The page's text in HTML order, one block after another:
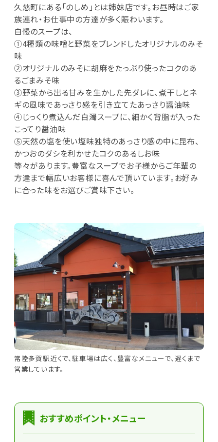
久慈町にある「のしめ」とは姉妹店です。お昼時はご家
族連れ・お仕事中の方達が多く賑わいます。
自慢のスープは、
①4種類の味噌と野菜をブレンドしたオリジナルのみそ
味
②オリジナルのみそに胡麻をたっぷり使ったコクのあ
るごまみそ味
③野菜から出る甘みを生かした先ダレに、煮干しとネ
ギの風味であっさり感を引き立てたあっさり醤油味
④じっくり煮込んだ白濁スープに、細かく背脂が入った
こってり醤油味
⑤天然の塩を使い塩味独特のあっさり感の中に昆布、
かつおのダシを利かせたコクのあるしお味
等々があります。豊富なスープでお子様からご年輩の
方達まで幅広いお客様に喜んで頂いています。お好み
に合った味をお選びご賞味下さい。
常陸多賀駅近くで、駐車場は広く、豊富なメニューで、遅くまで
営業しています。
おすすめポイント・メニュー